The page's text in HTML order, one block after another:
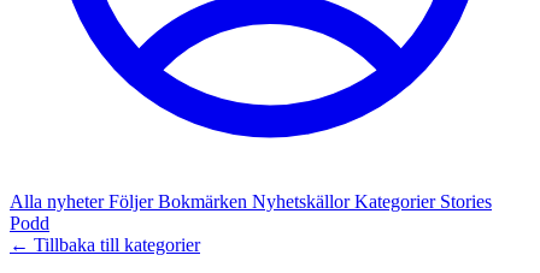
Alla nyheterFöljerBokmärken NyhetskällorKategorier Stories
Podd
← Tillbaka till kategorier